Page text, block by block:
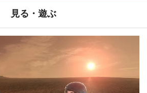
見る・遊ぶ